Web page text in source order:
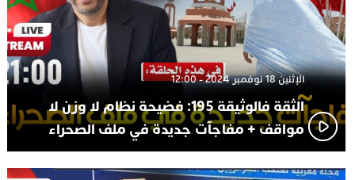
الإثنين 18 نوفمبر 2024 - 12:00
الثقة فالوثيقة 195: فضيحة نظام لا وزن لا
مواقف + مفاجآت جديدة في ملف الصحراء